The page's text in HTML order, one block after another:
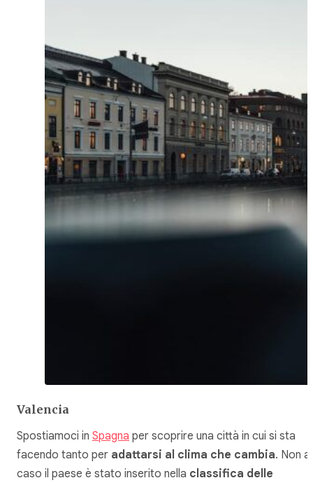
Valencia
Spostiamoci in Spagna per scoprire una città in cui si sta
facendo tanto per adattarsi al clima che cambia. Non a
caso il paese è stato inserito nella classifica delle